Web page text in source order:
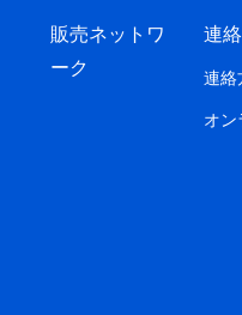
販売ネットワ
ーク
連
連絡
オ